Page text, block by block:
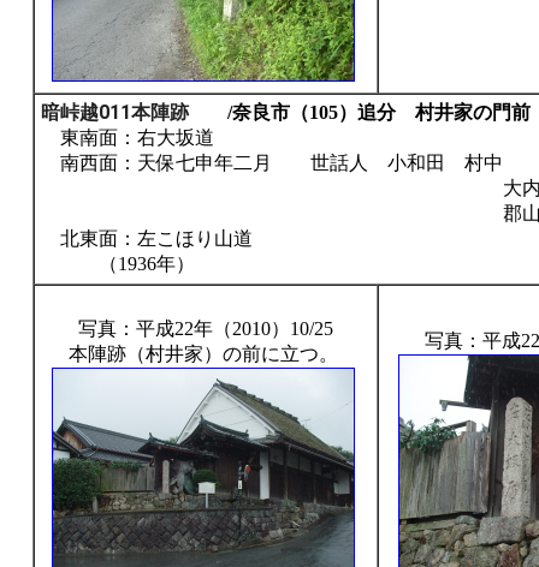
暗峠越011本陣跡 /奈良市（105）追分 村井家の門前
東南面：右大坂道
南西面：天保七申年二月 世話人 小和田 村中
大内 村
郡山吹田屋
北東面：左こほり山道
（1936年）
写真：平成22年（2010）10/25
本陣跡（村井家）の前に立つ。
写真：平成